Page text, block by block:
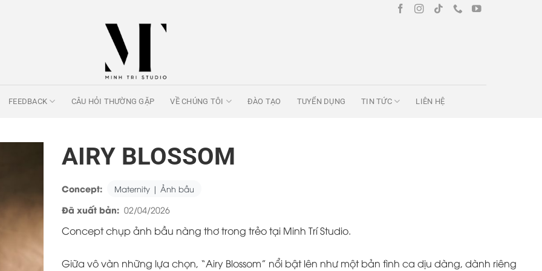
FEEDBACK CÂU HỎI THƯỜNG GẶP VỀ CHÚNG TÔI ĐÀO TẠO TUYỂN DỤNG TIN TỨC LIÊN HỆ
AIRY BLOSSOM
Concept: Maternity | Ảnh bầu
Đã xuất bản: 02/04/2026
Concept chụp ảnh bầu nàng thơ trong trẻo tại Minh Trí Studio.
Giữa vô vàn những lựa chọn, “Airy Blossom” nổi bật lên như một bản tình ca dịu dàng, dành riêng